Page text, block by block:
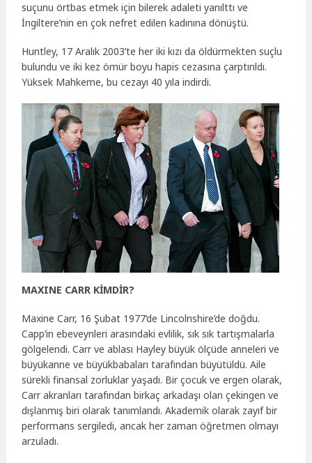
suçunu örtbas etmek için bilerek adaleti yanılttı ve
İngiltere’nin en çok nefret edilen kadınına dönüştü.
Huntley, 17 Aralık 2003’te her iki kızı da öldürmekten suçlu
bulundu ve iki kez ömür boyu hapis cezasına çarptırıldı.
Yüksek Mahkeme, bu cezayı 40 yıla indirdi.
MAXINE CARR KİMDİR?
Maxine Carr, 16 Şubat 1977’de Lincolnshire’de doğdu.
Capp’in ebeveynleri arasındaki evlilik, sık sık tartışmalarla
gölgelendi. Carr ve ablası Hayley büyük ölçüde anneleri ve
büyükanne ve büyükbabaları tarafından büyütüldü. Aile
sürekli finansal zorluklar yaşadı. Bir çocuk ve ergen olarak,
Carr akranları tarafından birkaç arkadaşı olan çekingen ve
dışlanmış biri olarak tanımlandı. Akademik olarak zayıf bir
performans sergiledi, ancak her zaman öğretmen olmayı
arzuladı.